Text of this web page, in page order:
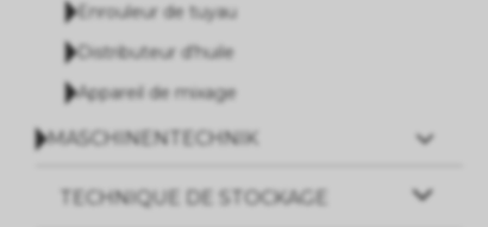
Enrouleur de tuyau
Distributeur d'huile
Appareil de mixage
MASCHINENTECHNIK
TECHNIQUE DE STOCKAGE